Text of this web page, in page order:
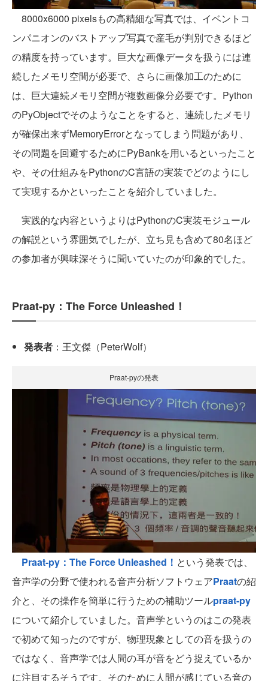
8000x6000 pixelsもの高精細な写真では、イベントコ
ンパニオンのバストアップ写真で産毛が判別できるほど
の精度を持っています。巨大な画像データを扱うには連
続したメモリ空間が必要で、さらに画像加工のために
は、巨大連続メモリ空間が複数画像分必要です。Python
のPyObjectでそのようなことをすると、連続したメモリ
が確保出来ずMemoryErrorとなってしまう問題があり、
その問題を回避するためにPyBankを用いるといったこと
や、その仕組みをPythonのC言語の実装でどのようにし
て実現するかといったことを紹介していました。
実践的な内容というよりはPythonのC実装モジュール
の解説という雰囲気でしたが、立ち見も含めて80名ほど
の参加者が興味深そうに聞いていたのが印象的でした。
Praat-py：The Force Unleashed！
発表者 ：王文傑（PeterWolf）
Praat-pyの発表
Praat-py：The Force Unleashed！ という発表では、
音声学の分野で使われる音声分析ソフトウェアPraatの紹
介と、その操作を簡単に行うための補助ツールpraat-py
について紹介していました。音声学というのはこの発表
で初めて知ったのですが、物理現象としての音を扱うの
ではなく、音声学では人間の耳が音をどう捉えているか
に注目するそうです。そのために人間が感じている音の